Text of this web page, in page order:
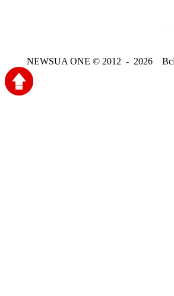
NEWSUA ONE © 2012 - 2026 Всі